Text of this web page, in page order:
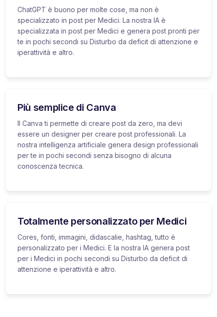
ChatGPT è buono per molte cose, ma non è
specializzato in post per Medici. La nostra IA è
specializzata in post per Medici e genera post pronti per
te in pochi secondi su Disturbo da deficit di attenzione e
iperattività e altro.
Più semplice di Canva
Il Canva ti permette di creare post da zero, ma devi
essere un designer per creare post professionali. La
nostra intelligenza artificiale genera design professionali
per te in pochi secondi senza bisogno di alcuna
conoscenza tecnica.
Totalmente personalizzato per Medici
Cores, fonti, immagini, didascalie, hashtag, tutto è
personalizzato per i Medici. E la nostra IA genera post
per i Medici in pochi secondi su Disturbo da deficit di
attenzione e iperattività e altro.